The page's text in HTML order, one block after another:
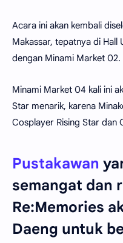
Acara ini akan kembali
Makassar, tepatnya di
dengan Minami Market 02.
Minami Market 04 kali ini
Star menarik, karena
Cosplayer Rising Star dan
Pustakawan
semangat dan
Re:Memories
Daeng untuk